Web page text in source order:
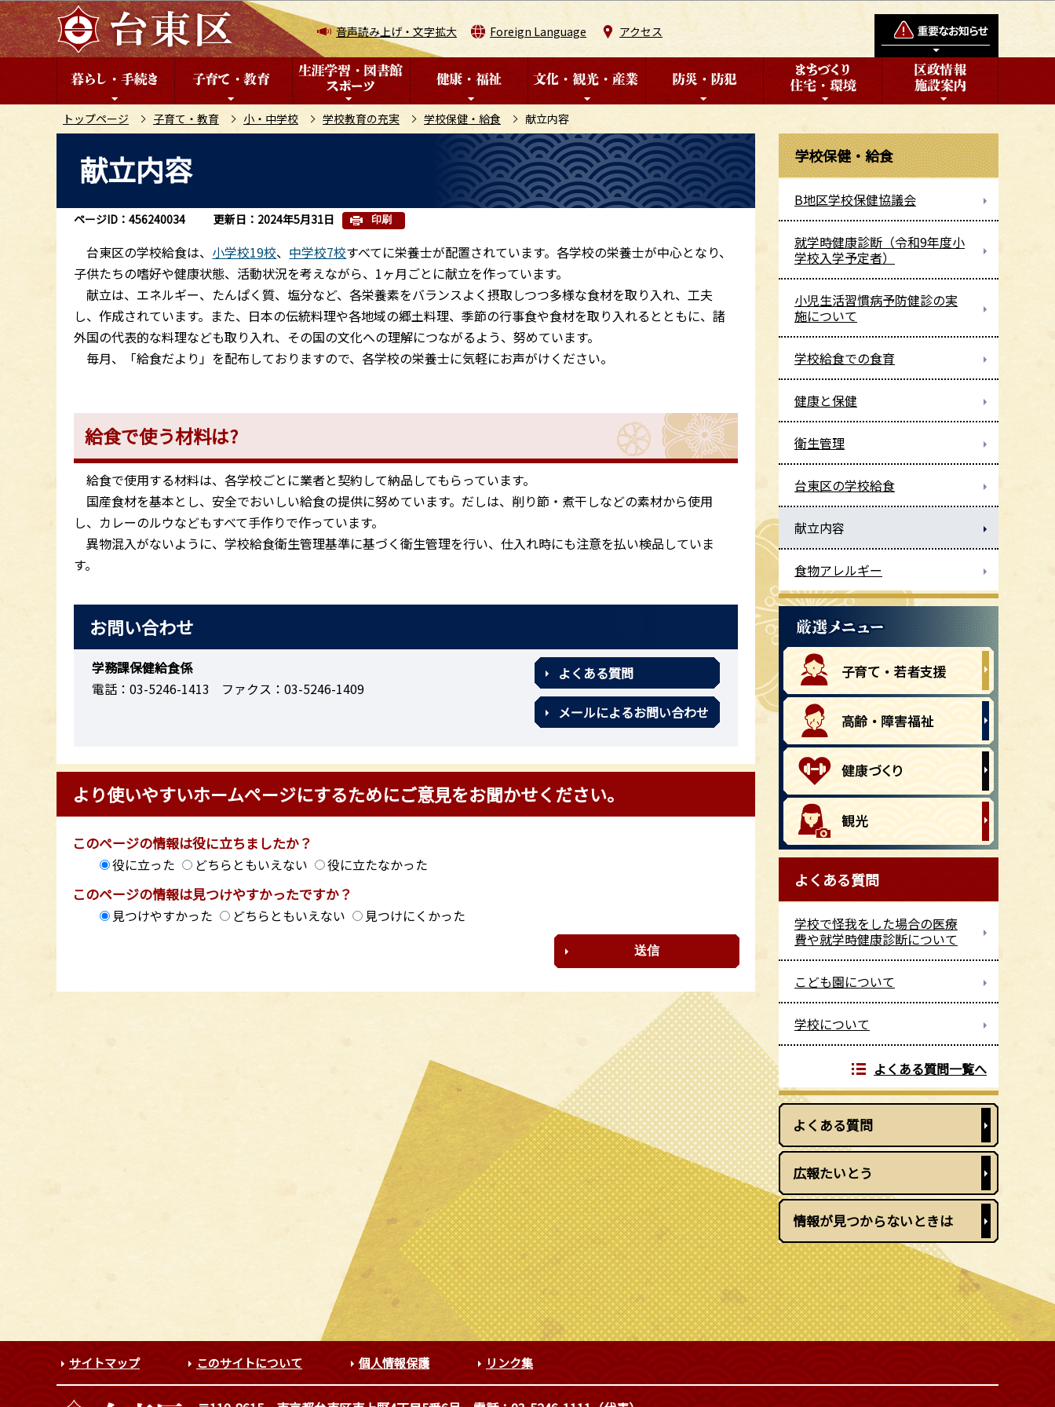
こ
の
ペ
音声読み上げ・文字拡大 Foreign Language アクセス
トップページ 子育て・教育 小・中学校 学校教育の充実 学校保健・給食 献立内容
こ
献立内容
ページID：456240034 更新日：2024年5月31日 印刷
台東区の学校給食は、 小学校19校、 中学校7校すべてに栄養士が配置されています。各学校の栄養士が中心となり、
子供たちの嗜好や健康状態、活動状況を考えながら、1ヶ月ごとに献立を作っています。
献立は、エネルギー、たんぱく質、塩分など、各栄養素をバランスよく摂取しつつ多様な食材を取り入れ、工夫
し、作成されています。また、日本の伝統料理や各地域の郷土料理、季節の行事食や食材を取り入れるとともに、諸
外国の代表的な料理なども取り入れ、その国の文化への理解につながるよう、努めています。
毎月、「給食だより」を配布しておりますので、各学校の栄養士に気軽にお声がけください。
給食で使う材料は?
給食で使用する材料は、各学校ごとに業者と契約して納品してもらっています。
国産食材を基本とし、安全でおいしい給食の提供に努めています。だしは、削り節・煮干しなどの素材から使用
し、カレーのルウなどもすべて手作りで作っています。
異物混入がないように、学校給食衛生管理基準に基づく衛生管理を行い、仕入れ時にも注意を払い検品していま
す。
お問い合わせ
学務課保健給食係
電話：03-5246-1413
ファクス：03-5246-1409
よくある質問
メールによるお問い合わせ
より使いやすいホームページにするためにご意見をお聞かせください。
このページの情報は役に立ちましたか？
役に立った どちらともいえない 役に立たなかった
このページの情報は見つけやすかったですか？
見つけやすかった どちらともいえない 見つけにくかった
学校保健・給食
B地区学校保健協議会
就学時健康診断（令和9年度小
学校入学予定者）
小児生活習慣病予防健診の実
施について
学校給食での食育
健康と保健
衛生管理
台東区の学校給食
献立内容
食物アレルギー
よくある質問
学校で怪我をした場合の医療
費や就学時健康診断について
こども園について
学校について
よくある質問一覧へ
よくある質問
広報たいとう
情報が見つからないときは
サイトマップ このサイトについて 個人情報保護 リンク集